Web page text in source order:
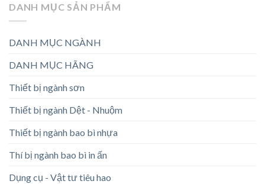
DANH MỤC SẢN PHẨM
DANH MỤC NGÀNH
DANH MỤC HÃNG
Thiết bị ngành sơn
Thiết bị ngành Dệt - Nhuộm
Thiết bị ngành bao bì nhựa
Thí bị ngành bao bì in ấn
Dụng cụ - Vật tư tiêu hao